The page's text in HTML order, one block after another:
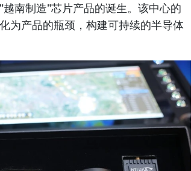
南制造"芯片产品的诞生。该中心的
为产品的瓶颈，构建可持续的半导体